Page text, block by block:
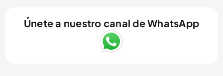
Únete a nuestro canal de WhatsApp